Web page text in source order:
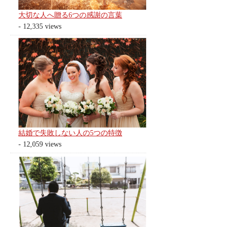
大切な人へ贈る6つの感謝の言葉
- 12,335 views
結婚で失敗しない人の5つの特徴
- 12,059 views